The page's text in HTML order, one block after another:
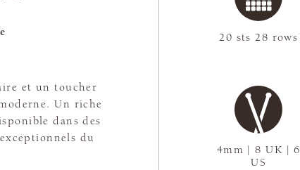
et un toucher
Un riche
dans des
du
4mm | 8 UK | 6
US
20 sts 28 rows